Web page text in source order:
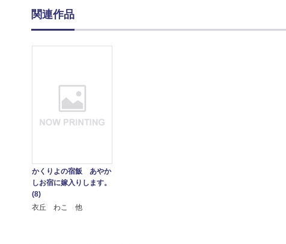
関連作品
かくりよの宿飯 あやか
しお宿に嫁入りします。
(8)
衣丘 わこ 他